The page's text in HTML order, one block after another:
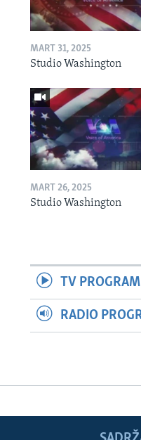
MART 31, 2025
Studio Washington
MART 26, 2025
Studio Washington
TV PROGRAMI
RADIO